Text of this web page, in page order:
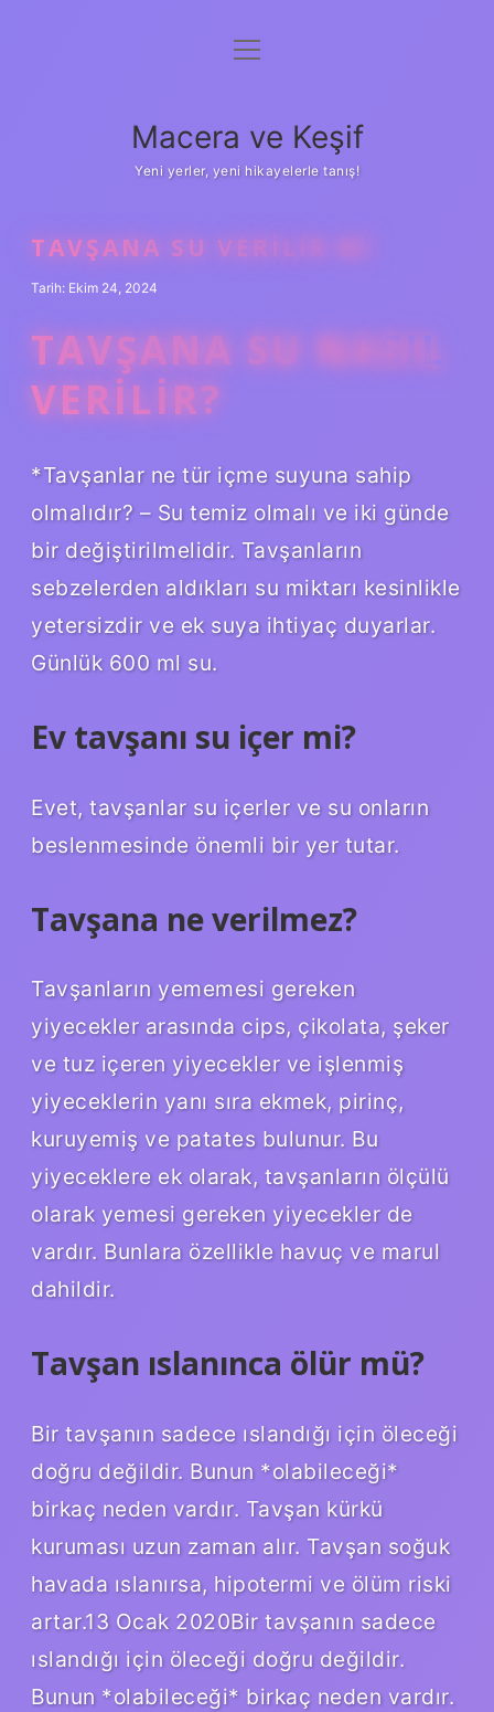
Anasayfa
Yasal Uyarı
menüyü
Macera ve Keşif
Yeni yerler, yeni hikayelerle tanış!
TAVŞANA SU VERILIR MI
Tarih: Ekim 24, 2024
TAVŞANA SU NASIL
VERILIR?
*Tavşanlar ne tür içme suyuna sahip
olmalıdır? – Su temiz olmalı ve iki günde
bir değiştirilmelidir. Tavşanların
sebzelerden aldıkları su miktarı kesinlikle
yetersizdir ve ek suya ihtiyaç duyarlar.
Günlük 600 ml su.
Ev tavşanı su içer mi?
Evet, tavşanlar su içerler ve su onların
beslenmesinde önemli bir yer tutar.
Tavşana ne verilmez?
Tavşanların yememesi gereken
yiyecekler arasında cips, çikolata, şeker
ve tuz içeren yiyecekler ve işlenmiş
yiyeceklerin yanı sıra ekmek, pirinç,
kuruyemiş ve patates bulunur. Bu
yiyeceklere ek olarak, tavşanların ölçülü
olarak yemesi gereken yiyecekler de
vardır. Bunlara özellikle havuç ve marul
dahildir.
Tavşan ıslanınca ölür mü?
Bir tavşanın sadece ıslandığı için öleceği
doğru değildir. Bunun *olabileceği*
birkaç neden vardır. Tavşan kürkü
kuruması uzun zaman alır. Tavşan soğuk
havada ıslanırsa, hipotermi ve ölüm riski
artar.13 Ocak 2020Bir tavşanın sadece
ıslandığı için öleceği doğru değildir.
Bunun *olabileceği* birkaç neden vardır.